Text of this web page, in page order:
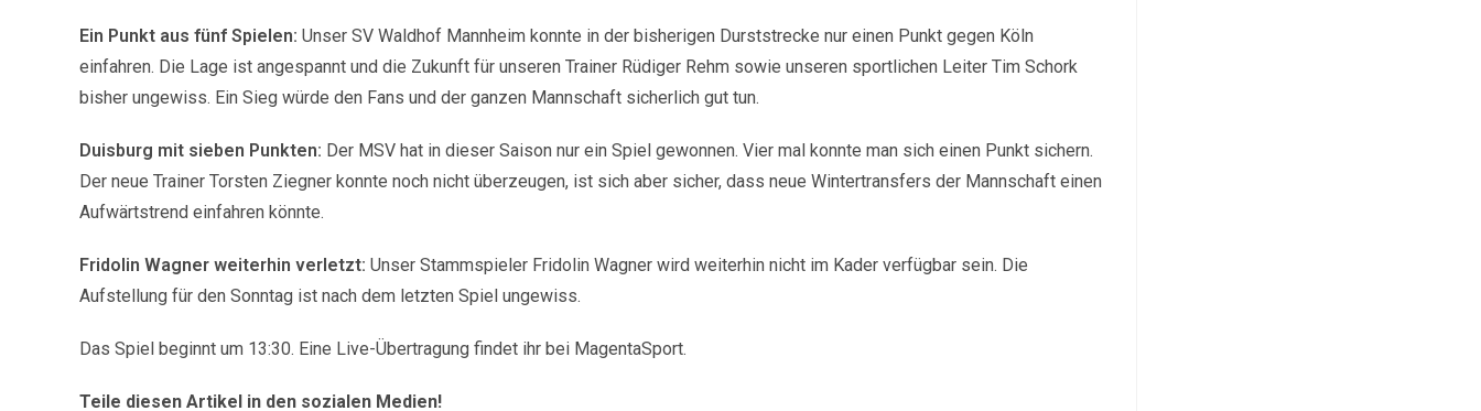
Ein Punkt aus fünf Spielen: Unser SV Waldhof Mannheim konnte in der bisherigen Durststrecke nur einen Punkt gegen Köln
einfahren. Die Lage ist angespannt und die Zukunft für unseren Trainer Rüdiger Rehm sowie unseren sportlichen Leiter Tim Schork
bisher ungewiss. Ein Sieg würde den Fans und der ganzen Mannschaft sicherlich gut tun.
Duisburg mit sieben Punkten: Der MSV hat in dieser Saison nur ein Spiel gewonnen. Vier mal konnte man sich einen Punkt sichern.
Der neue Trainer Torsten Ziegner konnte noch nicht überzeugen, ist sich aber sicher, dass neue Wintertransfers der Mannschaft einen
Aufwärtstrend einfahren könnte.
Fridolin Wagner weiterhin verletzt: Unser Stammspieler Fridolin Wagner wird weiterhin nicht im Kader verfügbar sein. Die
Aufstellung für den Sonntag ist nach dem letzten Spiel ungewiss.
Das Spiel beginnt um 13:30. Eine Live-Übertragung findet ihr bei MagentaSport.
Teile diesen Artikel in den sozialen Medien!